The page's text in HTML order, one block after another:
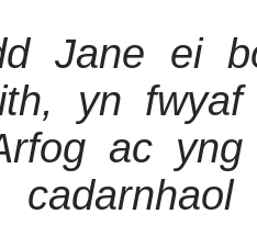
Jane ei
yn
ac